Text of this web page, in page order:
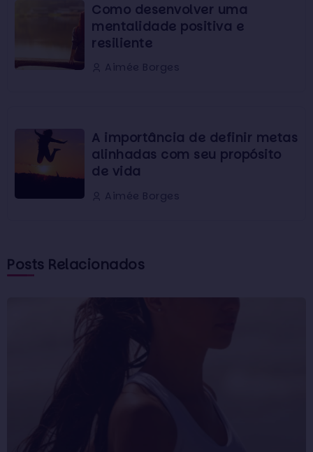
Como desenvolver uma
mentalidade positiva e
resiliente
Aimée Borges
A importância de definir metas
alinhadas com seu propósito
de vida
Aimée Borges
Posts Relacionados